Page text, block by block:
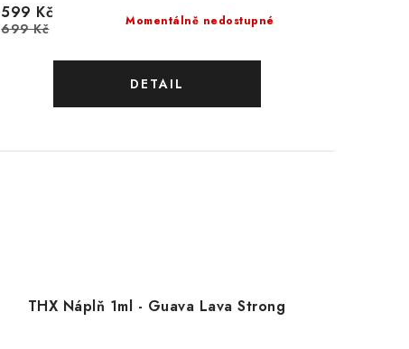
Momentálně nedostupné
599 Kč
699 Kč
THX Náplň 1ml - Guava Lava Strong